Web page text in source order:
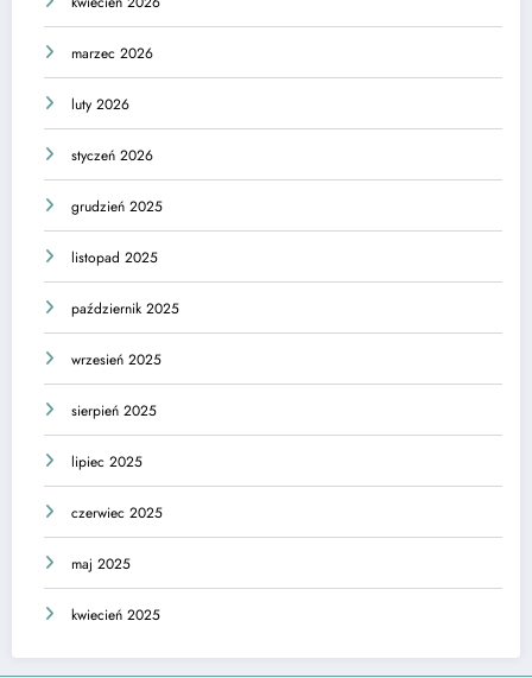
marzec 2026
luty 2026
styczeń 2026
grudzień 2025
listopad 2025
październik 2025
wrzesień 2025
sierpień 2025
lipiec 2025
czerwiec 2025
maj 2025
kwiecień 2025